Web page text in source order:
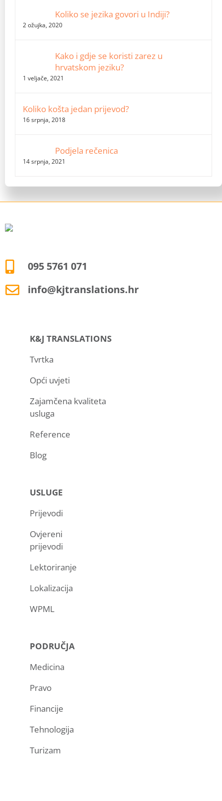
Koliko se jezika govori u Indiji?
2 ožujka, 2020
Kako i gdje se koristi zarez u
hrvatskom jeziku?
1 veljače, 2021
Koliko košta jedan prijevod?
16 srpnja, 2018
Podjela rečenica
14 srpnja, 2021
095 5761 071
info@kjtranslations.hr
K&J TRANSLATIONS
Tvrtka
Opći uvjeti
Zajamčena kvaliteta
usluga
Reference
Blog
USLUGE
Prijevodi
Ovjereni
prijevodi
Lektoriranje
Lokalizacija
WPML
PODRUČJA
Medicina
Pravo
Financije
Tehnologija
Turizam